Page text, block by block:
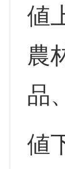
値
農
品
値